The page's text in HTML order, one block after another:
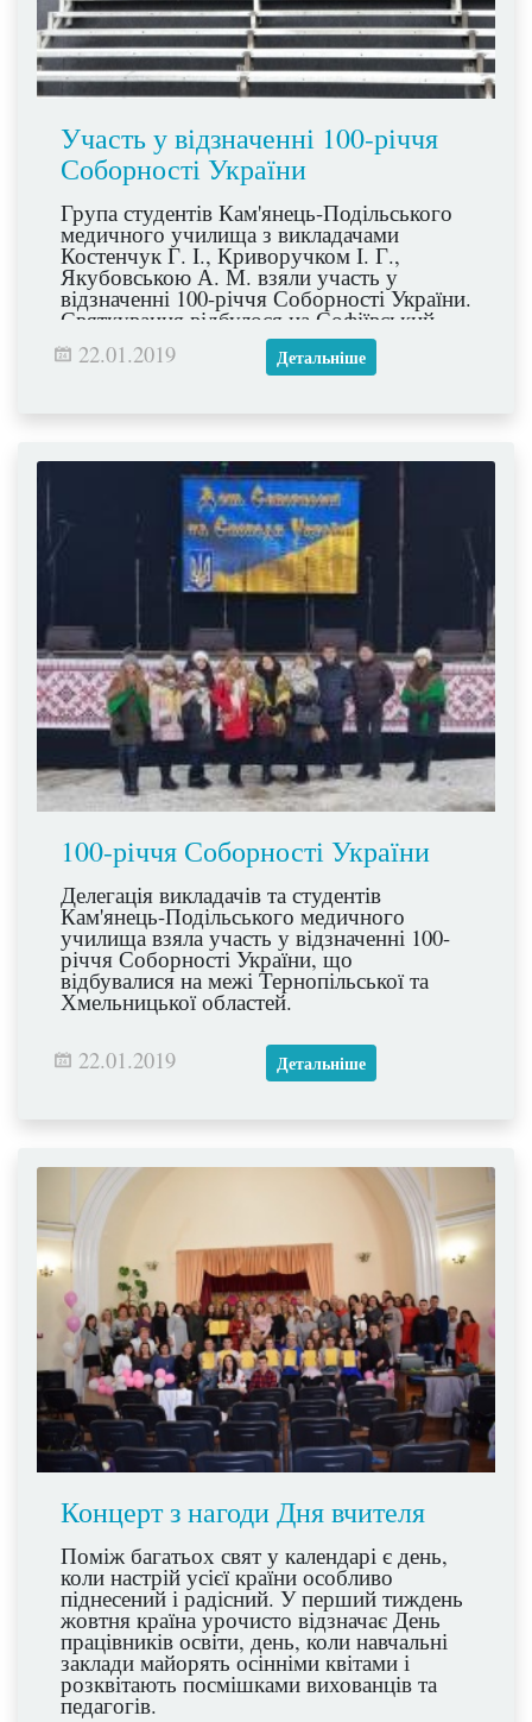
Участь у відзначенні 100-річчя
Соборності України
Група студентів Кам'янець-Подільського
медичного училища з викладачами
Костенчук Г. І., Криворучком І. Г.,
Якубовською А. М. взяли участь у
відзначенні 100-річчя Соборності України.
Святкування відбулося на Софіївський
площі у м. Києві на чолі з Президентом
України.
22.01.2019 Детальніше
100-річчя Соборності України
Делегація викладачів та студентів
Кам'янець-Подільського медичного
училища взяла участь у відзначенні 100-
річчя Соборності України, що
відбувалися на межі Тернопільської та
Хмельницької областей.
22.01.2019
Детальніше
Концерт з нагоди Дня вчителя
Поміж багатьох свят у календарі є день,
коли настрій усієї країни особливо
піднесений і радісний. У перший тиждень
жовтня країна урочисто відзначає День
працівників освіти, день, коли навчальні
заклади майорять осінніми квітами і
розквітають посмішками вихованців та
педагогів.